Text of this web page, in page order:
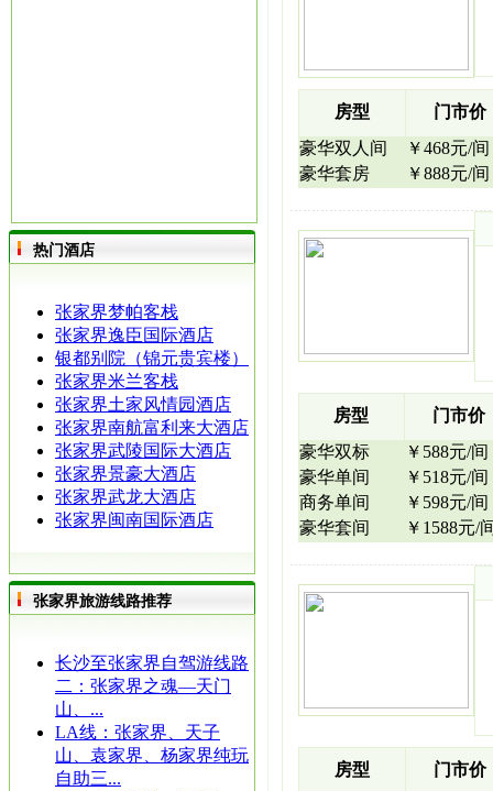
热门酒店
张家界梦帕客栈
张家界逸臣国际酒店
银都别院（锦元贵宾楼）
张家界米兰客栈
张家界土家风情园酒店
张家界南航富利来大酒店
张家界武陵国际大酒店
张家界景豪大酒店
张家界武龙大酒店
张家界闽南国际酒店
张家界旅游线路推荐
长沙至张家界自驾游线路
二：张家界之魂—天门
山、...
LA线：张家界、天子
山、袁家界、杨家界纯玩
自助三...
房型
门市价
豪华双人间
￥468元/间
豪华套房
￥888元/间
房型
门市价
豪华双标
￥588元/间
豪华单间
￥518元/间
商务单间
￥598元/间
豪华套间
￥1588元/
房型
门市价